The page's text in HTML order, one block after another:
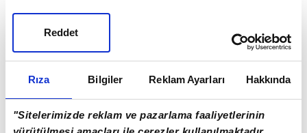
Rıza Bilgiler Reklam Ayarları Hakkında
"Sitelerimizde reklam ve pazarlama faaliyetlerinin
Reddet